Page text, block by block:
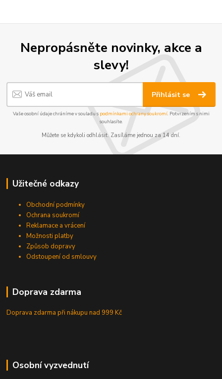
Nepropásněte novinky, akce a
slevy!
Přihlásit se
Vaše osobní údaje chráníme v souladu s podmínkami ochrany soukromí. Potvrzením s nimi
souhlasíte.
Můžete se kdykoli odhlásit. Zasíláme jednou za 14 dní.
Užitečné odkazy
Obchodní podmínky
Ochrana soukromí
Reklamace a vrácení
Možnosti platby
Způsob dopravy
Odstoupení od smlouvy
Doprava zdarma
Doprava zdarma při nákupunad 999 Kč
Osobní vyzvednutí